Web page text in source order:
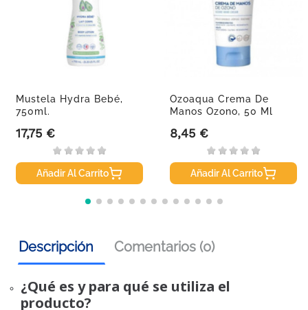
Mustela Hydra Bebé,
750ml.
Precio
17,75 €
Añadir Al Carrito
Ozoaqua Crema De
Manos Ozono, 50 Ml
Precio
8,45 €
Añadir Al Carrito
Descripción Comentarios (0)
¿Qué es y para qué se utiliza el
producto?